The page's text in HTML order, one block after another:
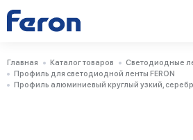
Главная Каталог товаров
Светодиодные
Профиль для светодиодной ленты FERON
Профиль алюминиевый круглый узкий,